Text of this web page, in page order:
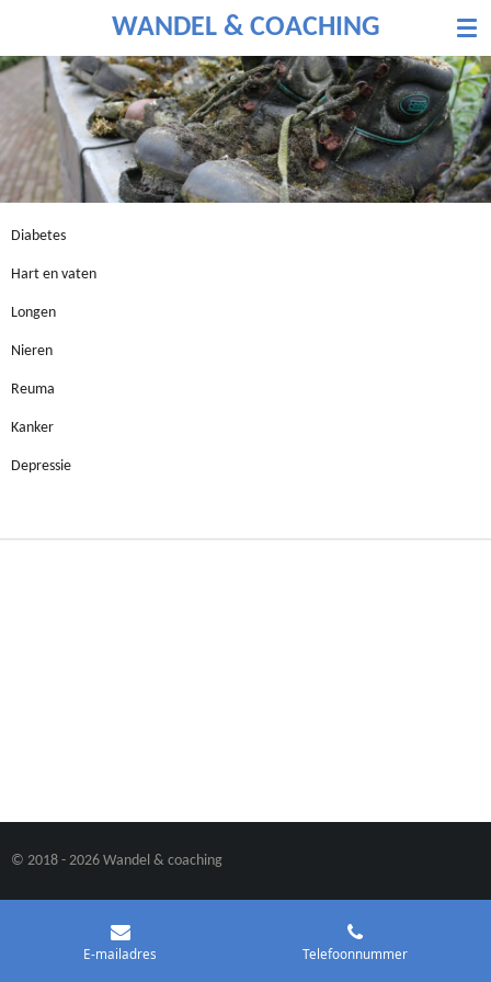
naar
hoofdinhoud
WANDEL & COACHING
Diabetes
Hart en vaten
Longen
Nieren
Reuma
Kanker
Depressie
© 2018 - 2026 Wandel & coaching
E-mailadres Telefoonnummer